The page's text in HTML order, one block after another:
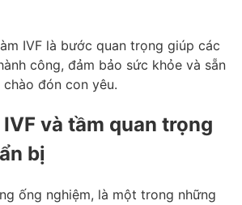
IVF là bước quan trọng giúp các
công, đảm bảo sức khỏe và sẵn
đón con yêu.
và tầm quan trọng
bị
ống nghiệm, là một trong những